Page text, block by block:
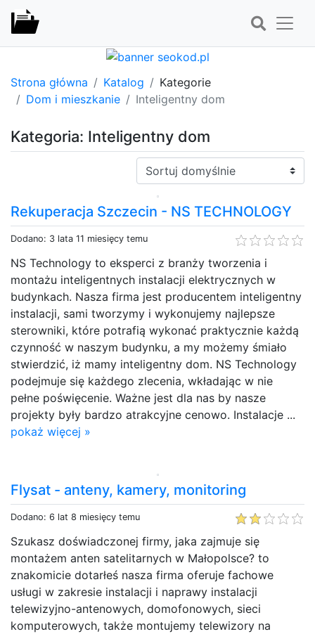
Strona główna Katalog
Kategorie
Dom i mieszkanie
Inteligentny dom
Kategoria: Inteligentny dom
Sortuj:
Rekuperacja Szczecin - NS TECHNOLOGY
Dodano: 3 lata 11 miesięcy temu
NS Technology to eksperci z branży tworzenia i
montażu inteligentnych instalacji elektrycznych w
budynkach. Nasza firma jest producentem inteligentny
instalacji, sami tworzymy i wykonujemy najlepsze
sterowniki, które potrafią wykonać praktycznie każdą
czynność w naszym budynku, a my możemy śmiało
stwierdzić, iż mamy inteligentny dom. NS Technology
podejmuje się każdego zlecenia, wkładając w nie
pełne poświęcenie. Ważne jest dla nas by nasze
projekty były bardzo atrakcyjne cenowo. Instalacje ...
pokaż więcej »
Flysat - anteny, kamery, monitoring
Dodano: 6 lat 8 miesięcy temu
Szukasz doświadczonej firmy, jaka zajmuje się
montażem anten satelitarnych w Małopolsce? to
znakomicie dotarłeś nasza firma oferuje fachowe
usługi w zakresie instalacji i naprawy instalacji
telewizyjno-antenowych, domofonowych, sieci
komputerowych, także montujemy telewizory na